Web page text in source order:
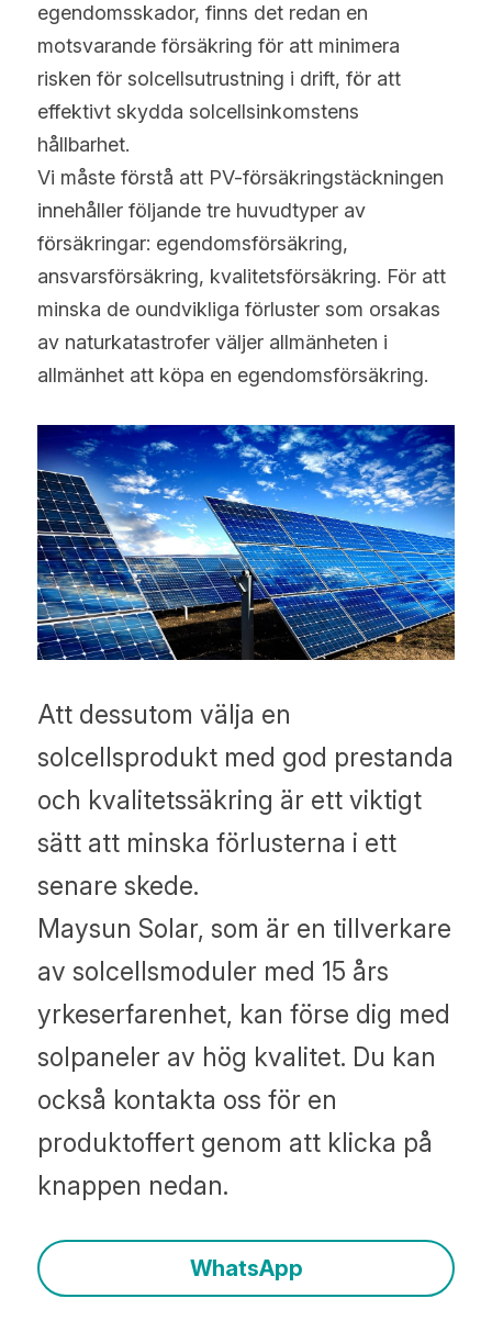
egendomsskador, finns det redan en
motsvarande försäkring för att minimera
risken för solcellsutrustning i drift, för att
effektivt skydda solcellsinkomstens
hållbarhet.
Vi måste förstå att PV-försäkringstäckningen
innehåller följande tre huvudtyper av
försäkringar: egendomsförsäkring,
ansvarsförsäkring, kvalitetsförsäkring. För att
minska de oundvikliga förluster som orsakas
av naturkatastrofer väljer allmänheten i
allmänhet att köpa en egendomsförsäkring.
Att dessutom välja en
solcellsprodukt med god prestanda
och kvalitetssäkring är ett viktigt
sätt att minska förlusterna i ett
senare skede.
Maysun Solar, som är en tillverkare
av solcellsmoduler med 15 års
yrkeserfarenhet, kan förse dig med
solpaneler av hög kvalitet. Du kan
också kontakta oss för en
produktoffert genom att klicka på
knappen nedan.
WhatsApp